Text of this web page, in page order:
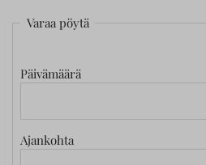
Varaa pöytä
Päivämäärä
Ajankohta